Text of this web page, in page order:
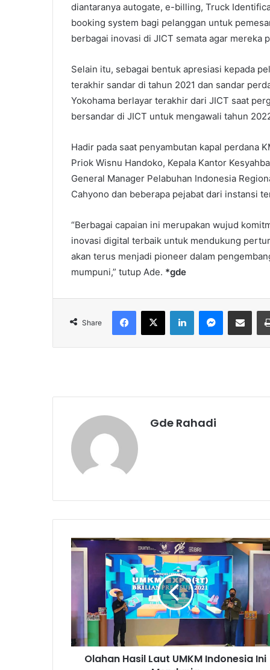
diantaranya autogate, e-billing, Truck
booking system bagi pelanggan untuk
berbagai inovasi di JICT semata agar mereka
Selain itu, sebagai bentuk apresiasi kepada
terakhir sandar di tahun 2021 dan sandar
Yokohama berlayar terakhir dari JICT saat
bersandar di JICT untuk mengawali tahun
Hadir pada saat penyambutan kapal perdana
Priok Wisnu Handoko, Kepala Kantor
General Manager Pelabuhan Indonesia
Cahyono dan beberapa pejabat dari instansi
“Berbagai capaian ini merupakan wujud
inovasi digital terbaik untuk mendukung
akan terus menjadi pioneer dalam
mumpuni,” tutup Ade. *gde
Share
Gde Rahadi
O
H
s
Olahan Hasil Laut UMKM Indonesia Ini